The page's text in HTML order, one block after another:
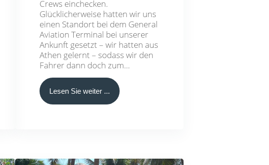
Crews einchecken.
Glücklicherweise hatten wir uns
einen Standort bei dem General
Aviation Terminal bei unserer
Ankunft gesetzt – wir hatten aus
Athen gelernt – sodass wir den
Fahrer dann doch zum...
Lesen Sie weiter ...